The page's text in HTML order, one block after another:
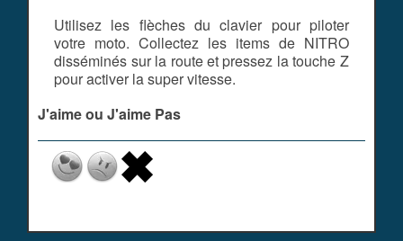
Utilisez les flèches du clavier pour piloter
votre moto. Collectez les items de NITRO
disséminés sur la route et pressez la touche Z
pour activer la super vitesse.
J'aime ou J'aime Pas